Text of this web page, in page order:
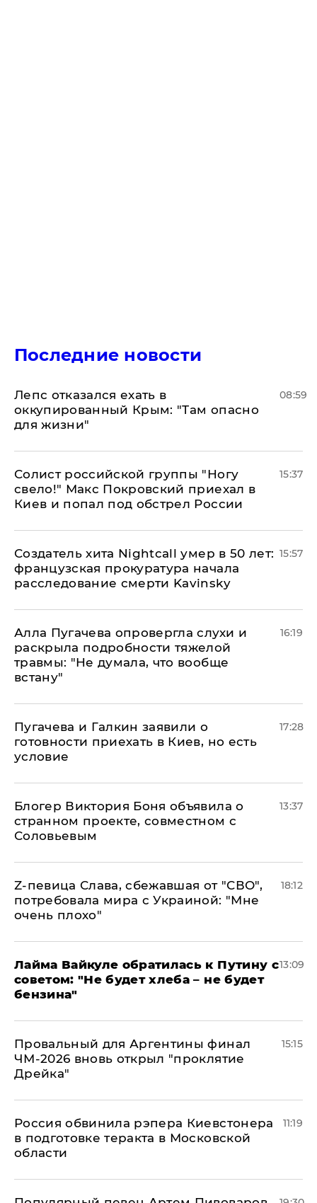
Последние новости
Лепс отказался ехать в
оккупированный Крым: "Там опасно
для жизни"
08:59
Солист российской группы "Ногу
свело!" Макс Покровский приехал в
Киев и попал под обстрел России
15:37
Создатель хита Nightcall умер в 50 лет:
французская прокуратура начала
расследование смерти Kavinsky
15:57
Алла Пугачева опровергла слухи и
раскрыла подробности тяжелой
травмы: "Не думала, что вообще
встану"
16:19
Пугачева и Галкин заявили о
готовности приехать в Киев, но есть
условие
17:28
Блогер Виктория Боня объявила о
странном проекте, совместном с
Соловьевым
13:37
Z-певица Слава, сбежавшая от "СВО",
потребовала мира с Украиной: "Мне
очень плохо"
18:12
Лайма Вайкуле обратилась к Путину с
советом: "Не будет хлеба – не будет
бензина"
13:09
Провальный для Аргентины финал
ЧМ-2026 вновь открыл "проклятие
Дрейка"
15:15
Россия обвинила рэпера Киевстонера
в подготовке теракта в Московской
области
11:19